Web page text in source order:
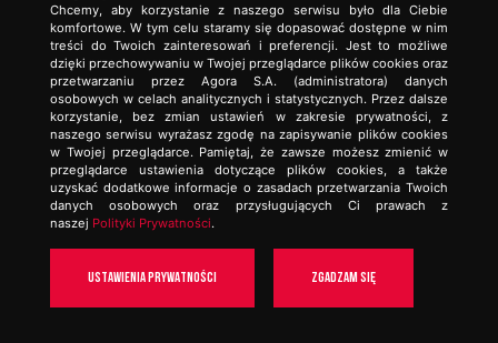
Chcemy, aby korzystanie z naszego serwisu było dla Ciebie
komfortowe. W tym celu staramy się dopasować dostępne w nim
treści do Twoich zainteresowań i preferencji. Jest to możliwe
dzięki przechowywaniu w Twojej przeglądarce plików cookies oraz
przetwarzaniu przez Agora S.A. (administratora) danych
osobowych w celach analitycznych i statystycznych. Przez dalsze
korzystanie, bez zmian ustawień w zakresie prywatności, z
naszego serwisu wyrażasz zgodę na zapisywanie plików cookies
w Twojej przeglądarce. Pamiętaj, że zawsze możesz zmienić w
przeglądarce ustawienia dotyczące plików cookies, a także
uzyskać dodatkowe informacje o zasadach przetwarzania Twoich
danych osobowych oraz przysługujących Ci prawach z
naszej Polityki Prywatności.
Ustawienia prywatności Zgadzam się